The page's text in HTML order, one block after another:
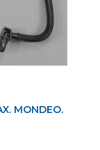
MONDEO.